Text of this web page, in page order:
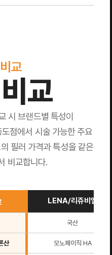
교
교
시 브랜드별 특성이
점에서 시술 가능한 주요
필러 가격과 특성을 같은
비교합니다.
LENA/리쥬비엘
국산
산 모노페이직 HA